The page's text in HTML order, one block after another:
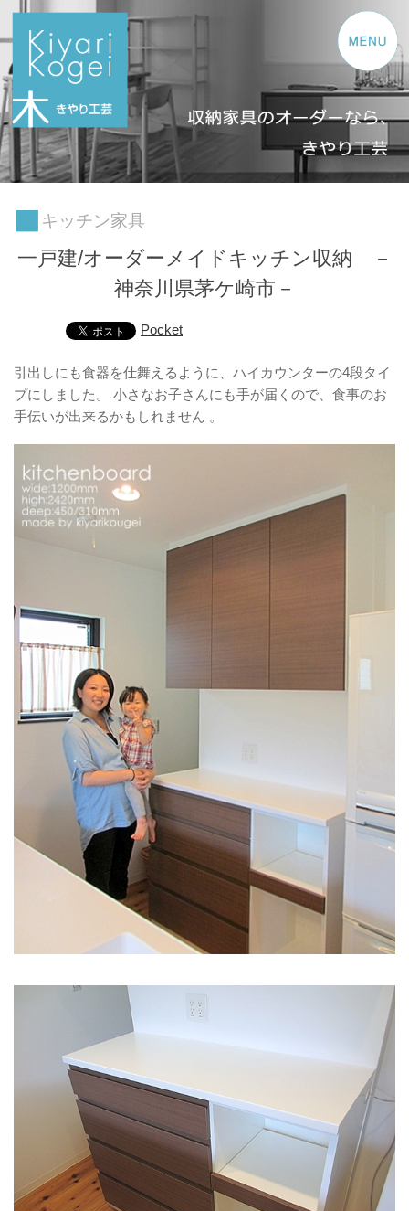
コンテンツへスキップ
キッチン家具
一戸建/オーダーメイドキッチン収納 －
神奈川県茅ケ崎市－
Pocket
引出しにも食器を仕舞えるように、ハイカウンターの4段タイ
プにしました。 小さなお子さんにも手が届くので、食事のお
手伝いが出来るかもしれません 。